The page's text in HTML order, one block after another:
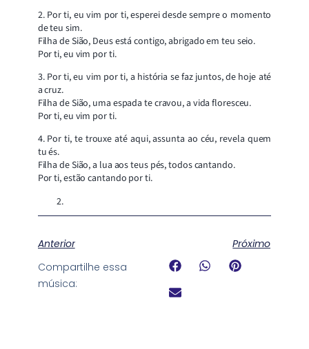
2. Por ti, eu vim por ti, esperei desde sempre o momento
de teu sim.
Filha de Sião, Deus está contigo, abrigado em teu seio.
Por ti, eu vim por ti.
3. Por ti, eu vim por ti, a história se faz juntos, de hoje até
a cruz.
Filha de Sião, uma espada te cravou, a vida floresceu.
Por ti, eu vim por ti.
4. Por ti, te trouxe até aqui, assunta ao céu, revela quem
tu és.
Filha de Sião, a lua aos teus pés, todos cantando.
Por ti, estão cantando por ti.
Anterior
Próximo
Compartilhe essa
música: